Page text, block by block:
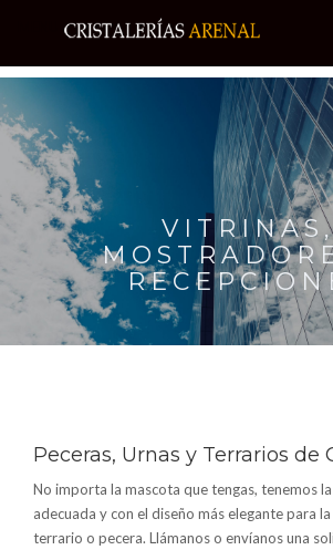
Peceras, Urnas y Terrarios de
No importa la mascota que tengas, tenemos
adecuada y con el diseño más elegante para
terrario o pecera. Llámanos o envíanos una